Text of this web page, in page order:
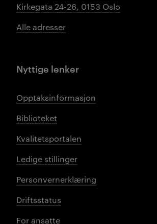
Kirkegata 24-26, 0153 Oslo
Alle adresser
Nyttige lenker
Opptaksinformasjon
Biblioteket
Kvalitetsportalen
Ledige stillinger
Personvernerklæring
Driftsstatus
For ansatte